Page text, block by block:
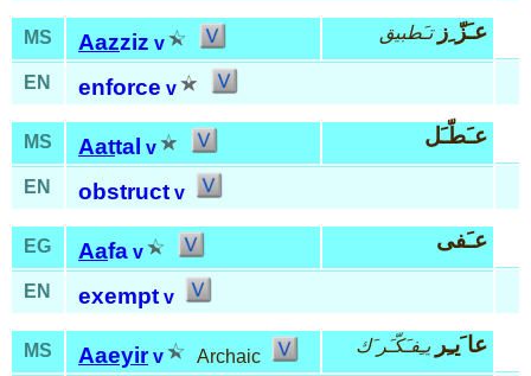
MS Aazziz v عـَزّ ِز تـَطبيق
EN enforce v
MS Aattal v عـَطّـَل
EN obstruct v
EG Aafa v عـَفى
EN exempt v
MS Aaeyir v Archaic عا َيـِر يـِفـَكّـَر َك